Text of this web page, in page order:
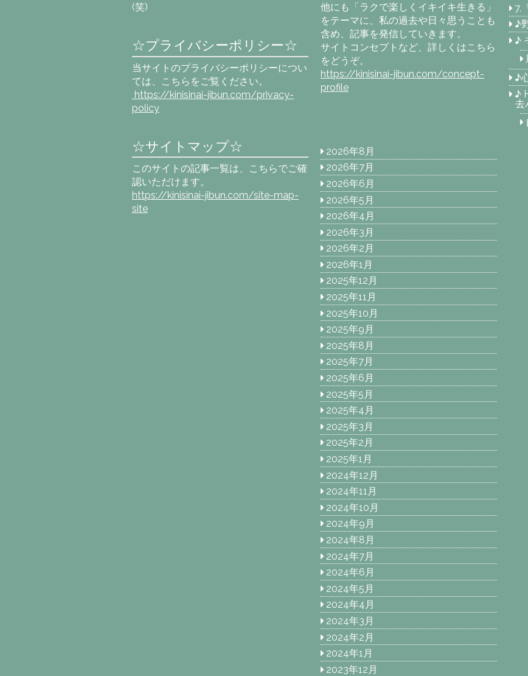
(笑)
他にも「ラクで楽しくイキイキ生きる」
をテーマに、私の過去や日々思うことも
含め、記事を発信していきます。
サイトコンセプトなど、詳しくはこちら
をどうぞ。
https://kinisinai-jibun.com/concept-
profile
7.
♪
♪
♪
♪
去
☆プライバシーポリシー☆
当サイトのプライバシーポリシーについ
ては、こちらをご覧ください。
https://kinisinai-jibun.com/privacy-
policy
☆サイトマップ☆
このサイトの記事一覧は、こちらでご確
認いただけます。
https://kinisinai-jibun.com/site-map-
site
2026年8月
2026年7月
2026年6月
2026年5月
2026年4月
2026年3月
2026年2月
2026年1月
2025年12月
2025年11月
2025年10月
2025年9月
2025年8月
2025年7月
2025年6月
2025年5月
2025年4月
2025年3月
2025年2月
2025年1月
2024年12月
2024年11月
2024年10月
2024年9月
2024年8月
2024年7月
2024年6月
2024年5月
2024年4月
2024年3月
2024年2月
2024年1月
2023年12月